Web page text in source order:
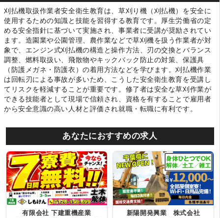
刈払機取扱作業者安全衛生教育は、草刈り機（刈払機）を安全に
使用するための知識と技能を習得する教育です。厚生労働省の定
める安全指針に基づいて実施され、事業者に受講が奨励されてい
ます。造園業や公園管理、農作業などで草刈機を扱う作業者が対
象で、エンジン式刈払機の構造と操作方法、刃の交換とバランス
調整、燃料取扱い、飛散物やキックバック防止の対策、保護具
（防護メガネ・防護衣）の着用方法などを学びます。刈払機作業
は回転刃による事故が多いため、こうした安全衛生教育を受講し
てリスクを軽減することが重要です。修了者は安全な草刈作業が
できる技能者として現場で信頼され、資格を有することで雇用者
から安全意識の高い人材と評価され就職・転職に有利です。
あなたにおすすめの求人
有限会社 下建重機産業 新陽開発興業 株式会社